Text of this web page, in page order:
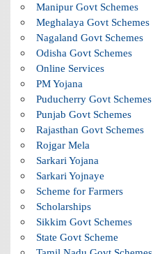
Manipur Govt Schemes
Meghalaya Govt Schemes
Nagaland Govt Schemes
Odisha Govt Schemes
Online Services
PM Yojana
Puducherry Govt Schemes
Punjab Govt Schemes
Rajasthan Govt Schemes
Rojgar Mela
Sarkari Yojana
Sarkari Yojnaye
Scheme for Farmers
Scholarships
Sikkim Govt Schemes
State Govt Scheme